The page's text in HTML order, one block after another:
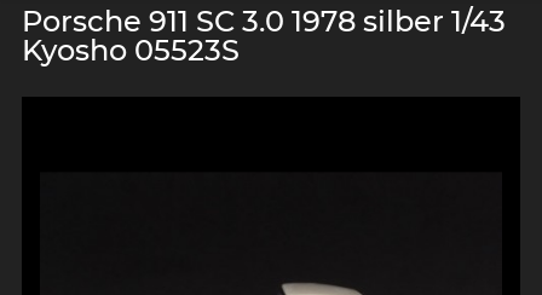
Porsche 911 SC 3.0 1978 silber 1/43
Kyosho 05523S